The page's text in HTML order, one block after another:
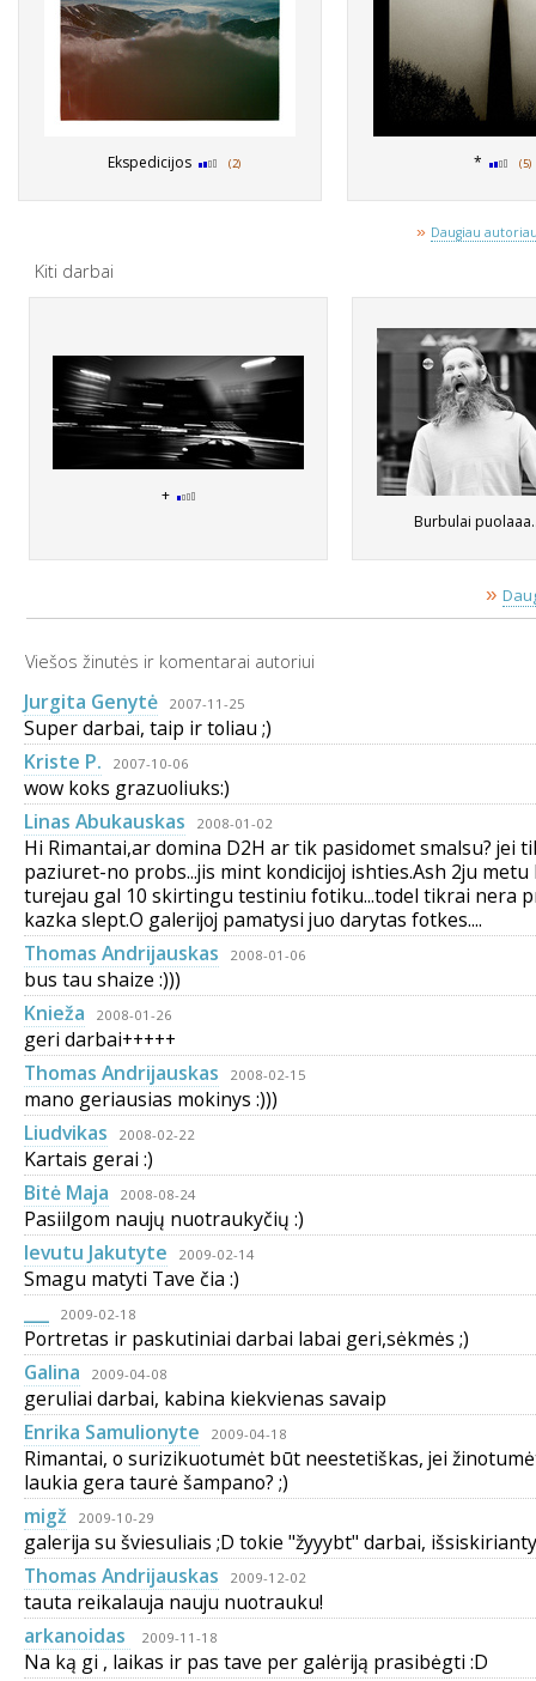
Ekspedicijos (2) * (5)
» Daugiau
Kiti darbai
+
Burbulai
»
Viešos žinutės ir komentarai autoriui
Jurgita Genytė 2007-11-25
Super darbai, taip ir toliau ;)
Kriste P.
2007-10-06
wow koks grazuoliuks:)
Linas Abukauskas
2008-01-02
Hi Rimantai,ar domina D2H ar tik pasidomet smalsu? jei
paziuret-no probs...jis mint kondicijoj ishties.Ash 2ju metu
turejau gal 10 skirtingu testiniu fotiku...todel tikrai nera
kazka slept.O galerijoj pamatysi juo darytas fotkes....
Thomas Andrijauskas
2008-01-06
bus tau shaize :)))
Knieža
2008-01-26
geri darbai+++++
Thomas Andrijauskas
2008-02-15
mano geriausias mokinys :)))
Liudvikas
2008-02-22
Kartais gerai :)
Bitė Maja
2008-08-24
Pasiilgom naujų nuotraukyčių :)
Ievutu Jakutyte
2009-02-14
Smagu matyti Tave čia :)
2009-02-18
Portretas ir paskutiniai darbai labai geri,sėkmės ;)
Galina
2009-04-08
geruliai darbai, kabina kiekvienas savaip
Enrika Samulionyte
2009-04-18
Rimantai, o surizikuotumėt būt neestetiškas, jei
laukia gera taurė šampano? ;)
migž
2009-10-29
galerija su šviesuliais ;D tokie "žyyybt" darbai,
Thomas Andrijauskas
2009-12-02
tauta reikalauja nauju nuotrauku!
arkanoidas
2009-11-18
Na ką gi , laikas ir pas tave per galėriją prasibėgti :D